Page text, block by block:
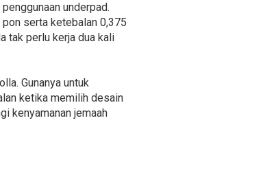
underpad.
serta ketebalan 0,375
tak perlu kerja dua kali
Gunanya untuk
ketika memilih desain
kenyamanan jemaah